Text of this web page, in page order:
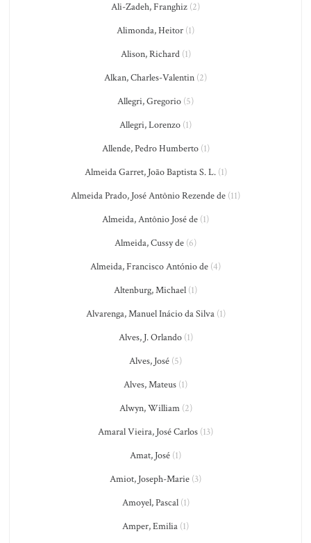
Ali-Zadeh, Franghiz (2)
Alimonda, Heitor (1)
Alison, Richard(1)
Alkan, Charles-Valentin (2)
Allegri, Gregorio (5)
Allegri, Lorenzo (1)
Allende, Pedro Humberto(1)
Almeida Garret, João Baptista S. L.(1)
Almeida Prado, José Antônio Rezende de (11)
Almeida, Antônio José de (1)
Almeida, Cussy de (6)
Almeida, Francisco António de (4)
Altenburg, Michael (1)
Alvarenga, Manuel Inácio da Silva(1)
Alves, J. Orlando(1)
Alves, José (5)
Alves, Mateus (1)
Alwyn, William(2)
Amaral Vieira, José Carlos (13)
Amat, José (1)
Amiot, Joseph-Marie (3)
Amoyel, Pascal(1)
Amper, Emilia (1)